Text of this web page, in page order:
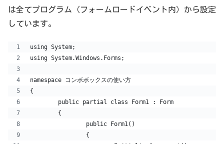
は全てプログラム（フォームロードイベント内）から設定
しています。
using System;
using System.Windows.Forms;
namespace コンボボックスの使い方
{
	public partial class Form1 : Form
	{
		public Form1()
		{